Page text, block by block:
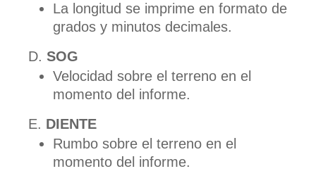
La longitud se imprime en formato de
grados y minutos decimales.
SOG
Velocidad sobre el terreno en el
momento del informe.
DIENTE
Rumbo sobre el terreno en el
momento del informe.